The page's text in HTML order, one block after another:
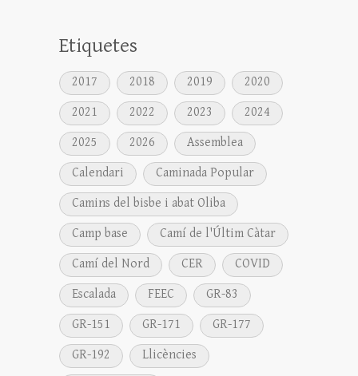
Etiquetes
2017 2018 2019
2020
2021
2022 2023
2024
2025
2026
Assemblea
Calendari
Caminada Popular
Camins del bisbe i abat Oliba
Camp base
Camí de l'Últim Càtar
Camí del Nord
CER
COVID
Escalada
FEEC
GR-83
GR-151
GR-171
GR-177
GR-192
Llicències